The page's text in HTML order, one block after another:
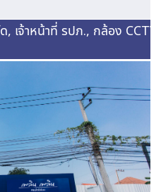
, เจ้าหน้าที่ รปภ., กล้อง CCTV